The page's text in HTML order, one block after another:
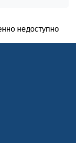
недоступно